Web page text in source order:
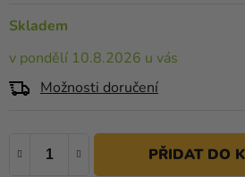
Personalizované
produkty
Novinky
Skladem
v pondělí 10.8.2026 u vás
Možnosti doručení